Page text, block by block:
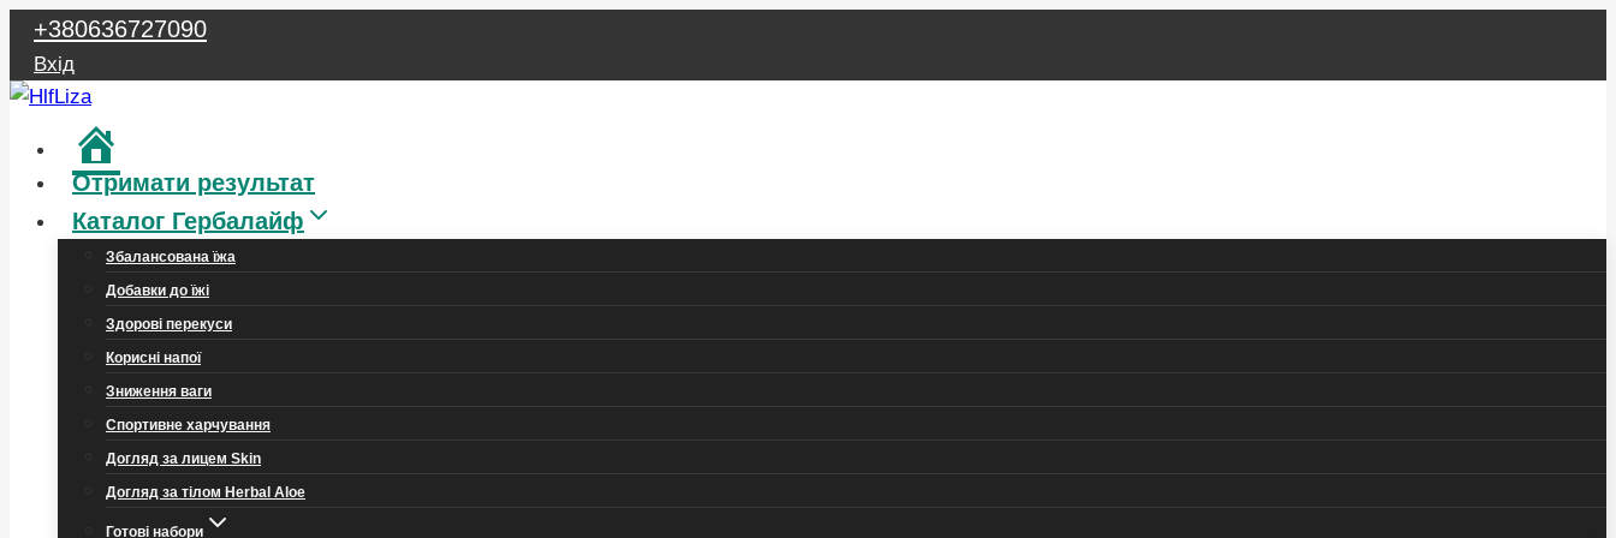
Перейти
вмісту
+380636727090
Вхід
Отримати результат
Каталог Гербалайф
Збалансована їжа
Добавки до їжі
Здорові перекуси
Корисні напої
Зниження ваги
Спортивне харчування
Догляд за лицем Skin
Догляд за тілом Herbal Aloe
Готові набори